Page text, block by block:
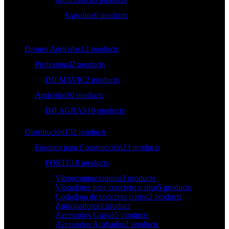
Gasolina6 products
Drones Agrícolas12 products
Profesional2 products
DJI MAVIC2 products
Agricolas10 products
DJI AGRAS10 products
Distribución152 products
Equipos para Construcción23 products
FORTE18 products
Vibrocompactadoras3 products
Vibradores para concreto o piso5 products
Cortadora de concreto o piso2 products
Apisonadores1 product
Accesorios Guaya5 products
Accesorios Acabados2 products